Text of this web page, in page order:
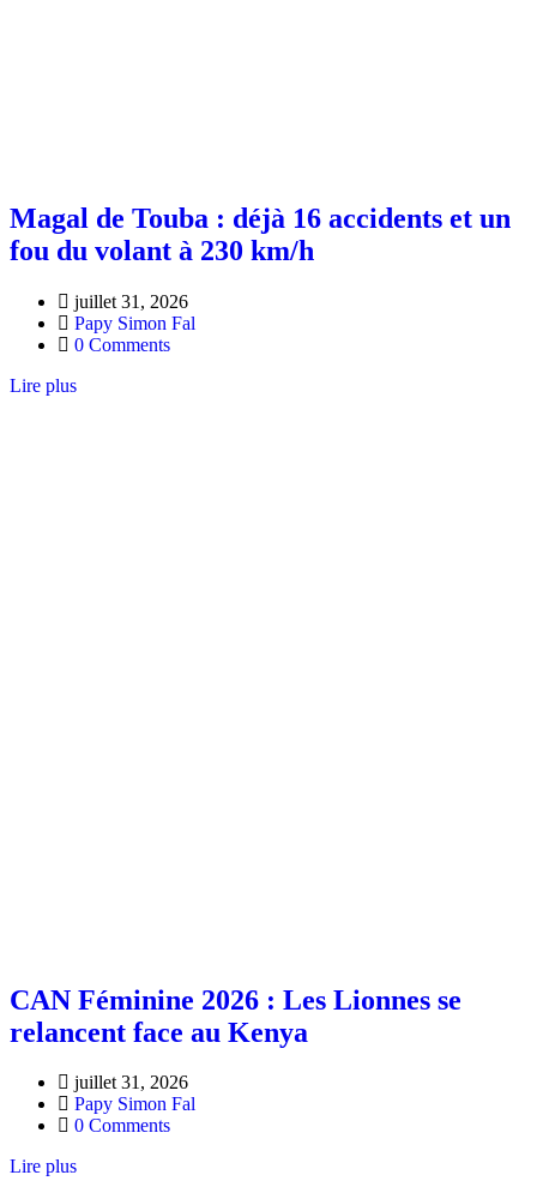
Magal de Touba : déjà 16 accidents et un
fou du volant à 230 km/h
juillet 31, 2026
Papy Simon Fal
0 Comments
Lire plus
CAN Féminine 2026 : Les Lionnes se
relancent face au Kenya
juillet 31, 2026
Papy Simon Fal
0 Comments
Lire plus